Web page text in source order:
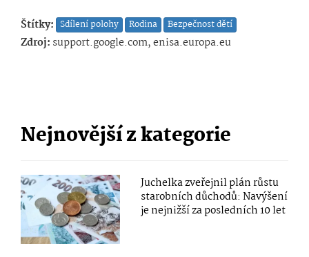
Štítky: Sdílení polohy Rodina Bezpečnost dětí
Zdroj: support.google.com, enisa.europa.eu
Nejnovější z kategorie
Juchelka zveřejnil plán růstu
starobních důchodů: Navýšení
je nejnižší za posledních 10 let